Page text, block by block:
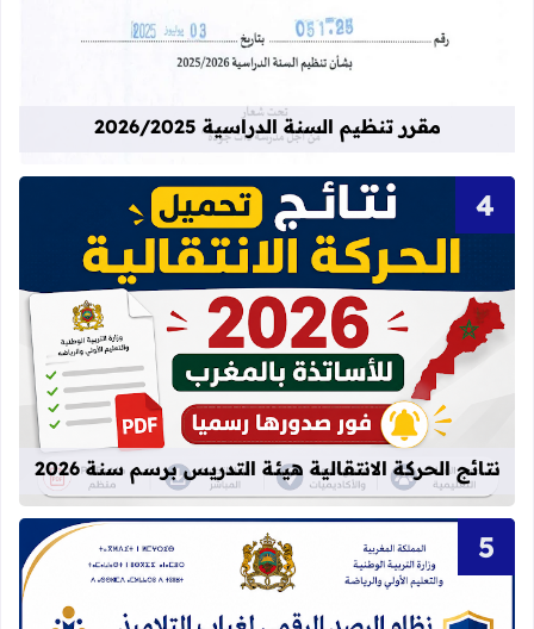
قراءة المزيد عن مقرر تنظيم السنة الدراسية
مقرر تنظيم السنة الدراسية 2026/2025
قراءة المزيد عن نتائج الحركة
نتائج الحركة الانتقالية هيئة التدريس برسم سنة 2026